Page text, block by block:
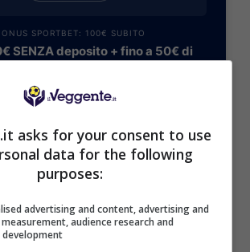
SPORTBET: 100€ SUBITO
SENZA deposito + fino a 50€ di
senza deposito sport + fino a 50€ di
rimborso sul primo deposito
200€
VERIFICA
Mostra Informazioni
asks for your consent to use
data for the following
purposes:
advertising and content, advertising and
audience research and
development